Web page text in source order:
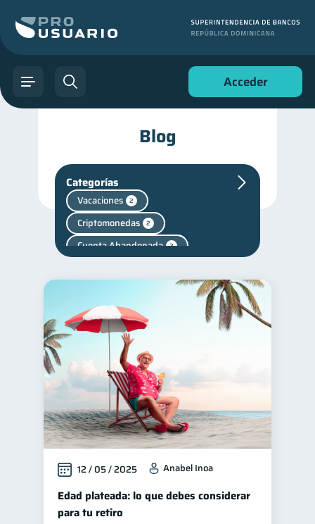
Acceder
Blog
Categorías
Vacaciones 2
Criptomonedas 2
Cuenta Abandonada 2
Educación financiera
Finanzas para jóvenes
Control de deudas
Finanzas familiares 25
Inclusión financiera 22
Bienestar financiero 22
Finanzas para mujeres 20
Seguridad financiera 13
Salud financiera 12
Productos financieros
12 / 05 / 2025 Anabel Inoa
Edad plateada: lo que debes considerar
para tu retiro